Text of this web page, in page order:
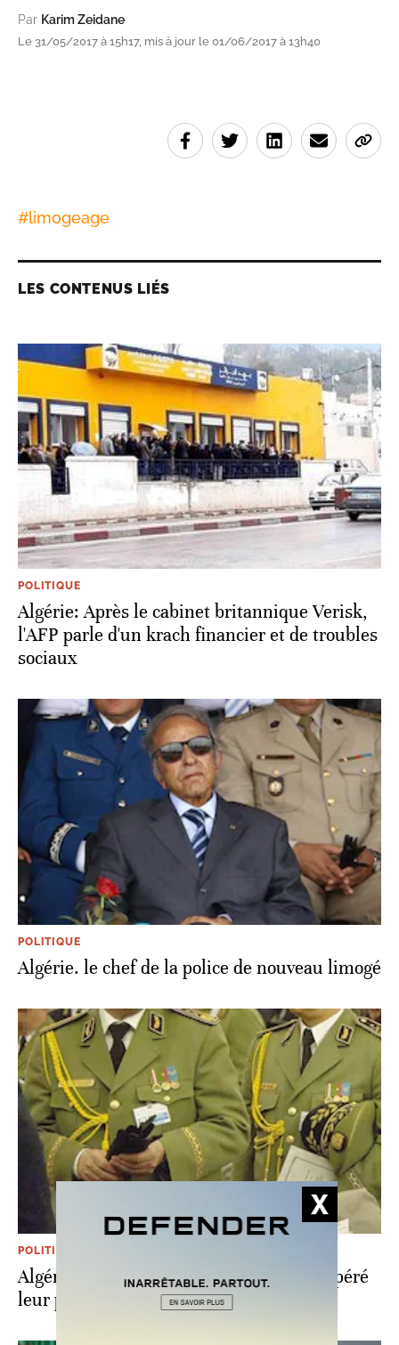
Par Karim Zeidane
Le 31/05/2017 à 15h17, mis à jour le 01/06/2017 à 13h40
#limogeage
LES CONTENUS LIÉS
POLITIQUE
Algérie: Après le cabinet britannique Verisk,
l'AFP parle d'un krach financier et de troubles
sociaux
POLITIQUE
Algérie. le chef de la police de nouveau limogé
POLITIQUE
Algérie: les 5 généraux limogés ont récupéré
leur passeport